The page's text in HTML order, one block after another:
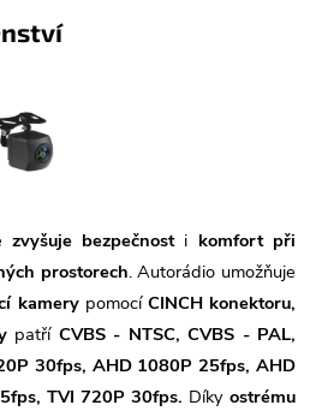
zvyšuje bezpečnosti komfort při
prostorech. Autorádio umožňuje
kamerypomocí CINCH konektoru,
patříCVBS - NTSC, CVBS - PAL,
30fps, AHD 1080P 25fps, AHD
TVI 720P 30fps. Díky ostrému